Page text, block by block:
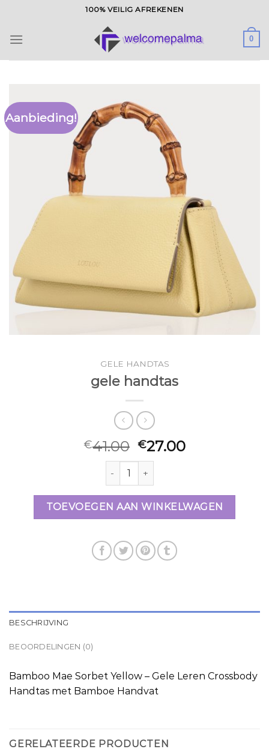
inhoud
100% VEILIG AFREKENEN
0
Aanbieding!
GELE HANDTAS
gele handtas
€41.00 €27.00
gele handtas aantal
TOEVOEGEN AAN WINKELWAGEN
BESCHRIJVING
BEOORDELINGEN (0)
Bamboo Mae Sorbet Yellow – Gele Leren Crossbody
Handtas met Bamboe Handvat
GERELATEERDE PRODUCTEN